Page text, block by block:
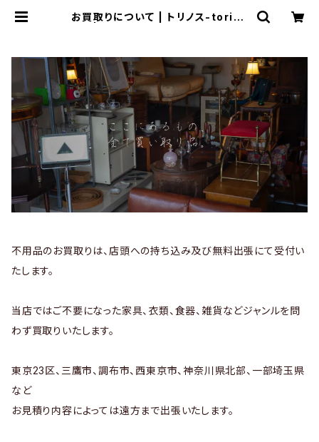
お買取りについて | トリノス-torino
不用品のお買取りは、店頭への持ち込み及び無料出張にて受付い
たします。
当店ではご不要になった家具、衣類、食器、雑貨などジャンルを問
わず買取りいたします。
東京23区、三鷹市、調布市、西東京市、神奈川県北部、一部埼玉県
など
お見積り内容によっては遠方まで出張いたします。